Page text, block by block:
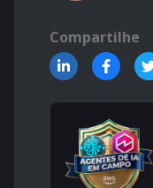
Compartilhe